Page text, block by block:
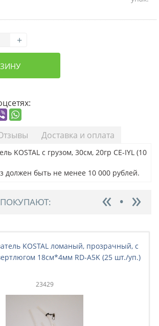
+
Доставка и оплата
KOSTAL с грузом, 30см, 20гр CE-IYL (10
должен быть не менее 10 000 рублей.
KOSTAL ломаный, прозрачный, с
18см*4мм RD-A5K (25 шт./уп.)
23429